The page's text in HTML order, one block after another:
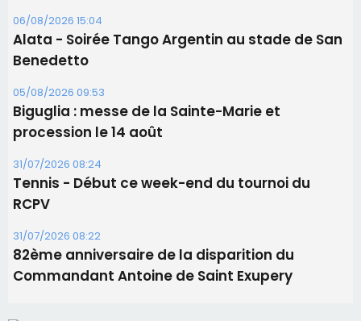
06/08/2026 15:04
Alata - Soirée Tango Argentin au stade de San
Benedetto
05/08/2026 09:53
Biguglia : messe de la Sainte-Marie et
procession le 14 août
31/07/2026 08:24
Tennis - Début ce week-end du tournoi du
RCPV
31/07/2026 08:22
82ème anniversaire de la disparition du
Commandant Antoine de Saint Exupery